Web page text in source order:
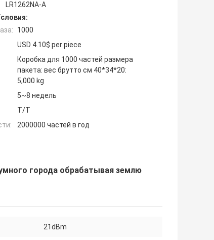
LR1262NA-A
1000
USD 4.10$ per piece
Коробка для 1000 частей размера
пакета: вес брутто см 40*34*20:
5,000 kg
5~8 недель
T/T
2000000 частей в год
города обрабатывая землю
21dBm